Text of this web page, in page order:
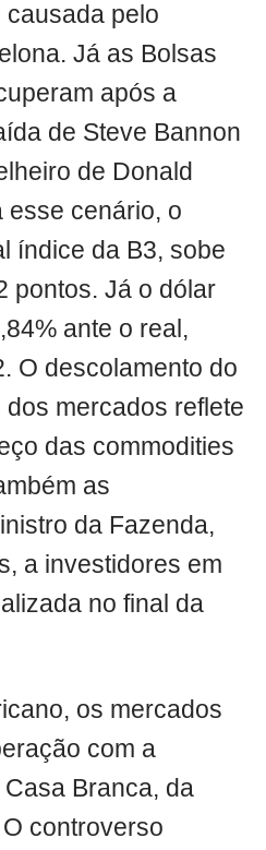
causada pelo
Já as Bolsas
após a
de Steve Bannon
de Donald
esse cenário, o
índice da B3, sobe
pontos. Já o dólar
ante o real,
O descolamento do
dos mercados reflete
das commodities
as
da Fazenda,
a investidores em
no final da
os mercados
com a
Branca, da
controverso